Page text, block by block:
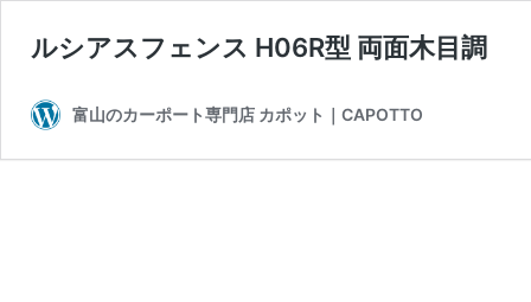
ルシアスフェンス H06R型 両面木目調
富山のカーポート専門店 カポット｜CAPOTTO